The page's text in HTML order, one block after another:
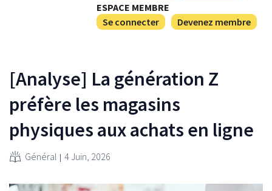
ESPACE MEMBRE
Se connecter
Devenez membre
[Analyse] La génération Z
préfère les magasins
physiques aux achats en ligne
Général 4 Juin, 2026